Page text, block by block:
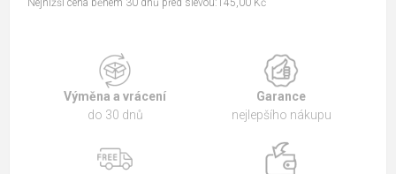
Nejnižší cena během 30 dnů před slevou:145,00 Kč
Výměna a vrácení
do 30 dnů
Garance
nejlepšího nákupu